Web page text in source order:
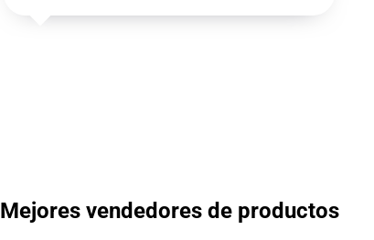
Mejores vendedores de productos